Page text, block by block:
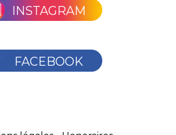
INSTAGRAM
FACEBOOK